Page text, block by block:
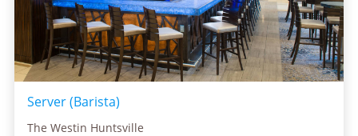
Server (Barista)
The Westin Huntsville